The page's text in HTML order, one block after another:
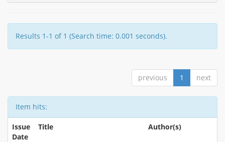
Results 1-1 of 1 (Search time: 0.001 seconds).
previous 1 next
Item hits:
Issue
Date
Title Author(s)